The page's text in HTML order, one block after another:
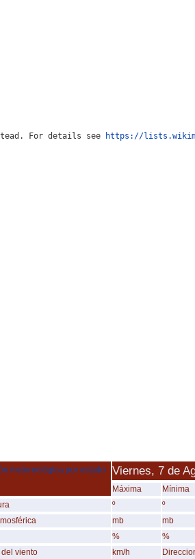
For details see https://
Viernes, 7 de
Máxima Mínima
º º
mb mb
% %
viento
km/h